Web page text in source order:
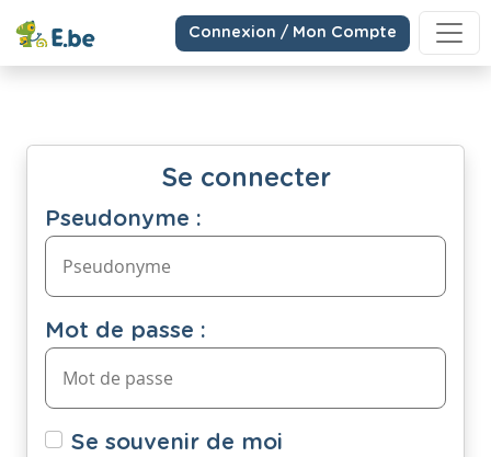
Connexion / Mon Compte
Se connecter
Pseudonyme :
Mot de passe :
Se souvenir de moi